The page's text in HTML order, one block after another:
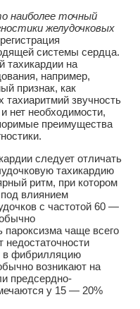
наиболее точный
желудочковых
системы сердца.
тахикардии на
например,
признак, как
тахиаритмий звучность
нет необходимости,
преимущества
следует отличать
тахикардию
ритм, при котором
влиянием
с частотой 60 —
пароксизма чаще всего
в фибрилляцию
возникают на
предсердно-
у 15 — 20%